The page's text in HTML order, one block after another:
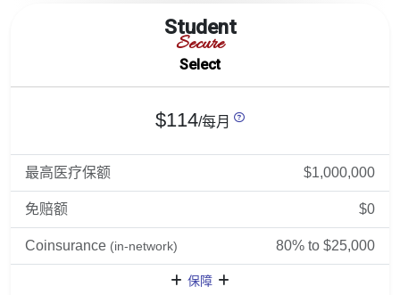
Student
Secure
Select
$114/每月
最高医疗保额 $1,000,000
免赔额 $0
Coinsurance (in-network) 80% to $25,000
保障